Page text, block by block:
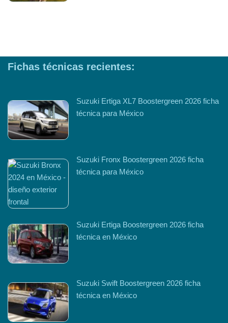
Fichas técnicas recientes:
Suzuki Ertiga XL7 Boostergreen 2026 ficha
técnica para México
Suzuki Fronx Boostergreen 2026 ficha
técnica para México
Suzuki Ertiga Boostergreen 2026 ficha
técnica en México
Suzuki Swift Boostergreen 2026 ficha
técnica en México